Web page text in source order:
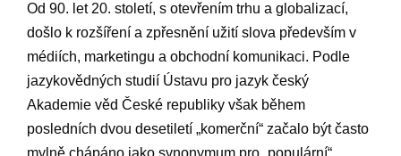
Od 90. let ⁤20. století, s otevřením trhu‍ a globalizací,
došlo k rozšíření a zpřesnění⁣ užití slova především v
médiích, marketingu a obchodní komunikaci.⁢ Podle
jazykovědných ⁣studií Ústavu pro jazyk český
Akademie věd České republiky však během
posledních dvou desetiletí „komerční“ začalo být často
mylně ‍chápáno jako synonymum ⁤pro „populární“,